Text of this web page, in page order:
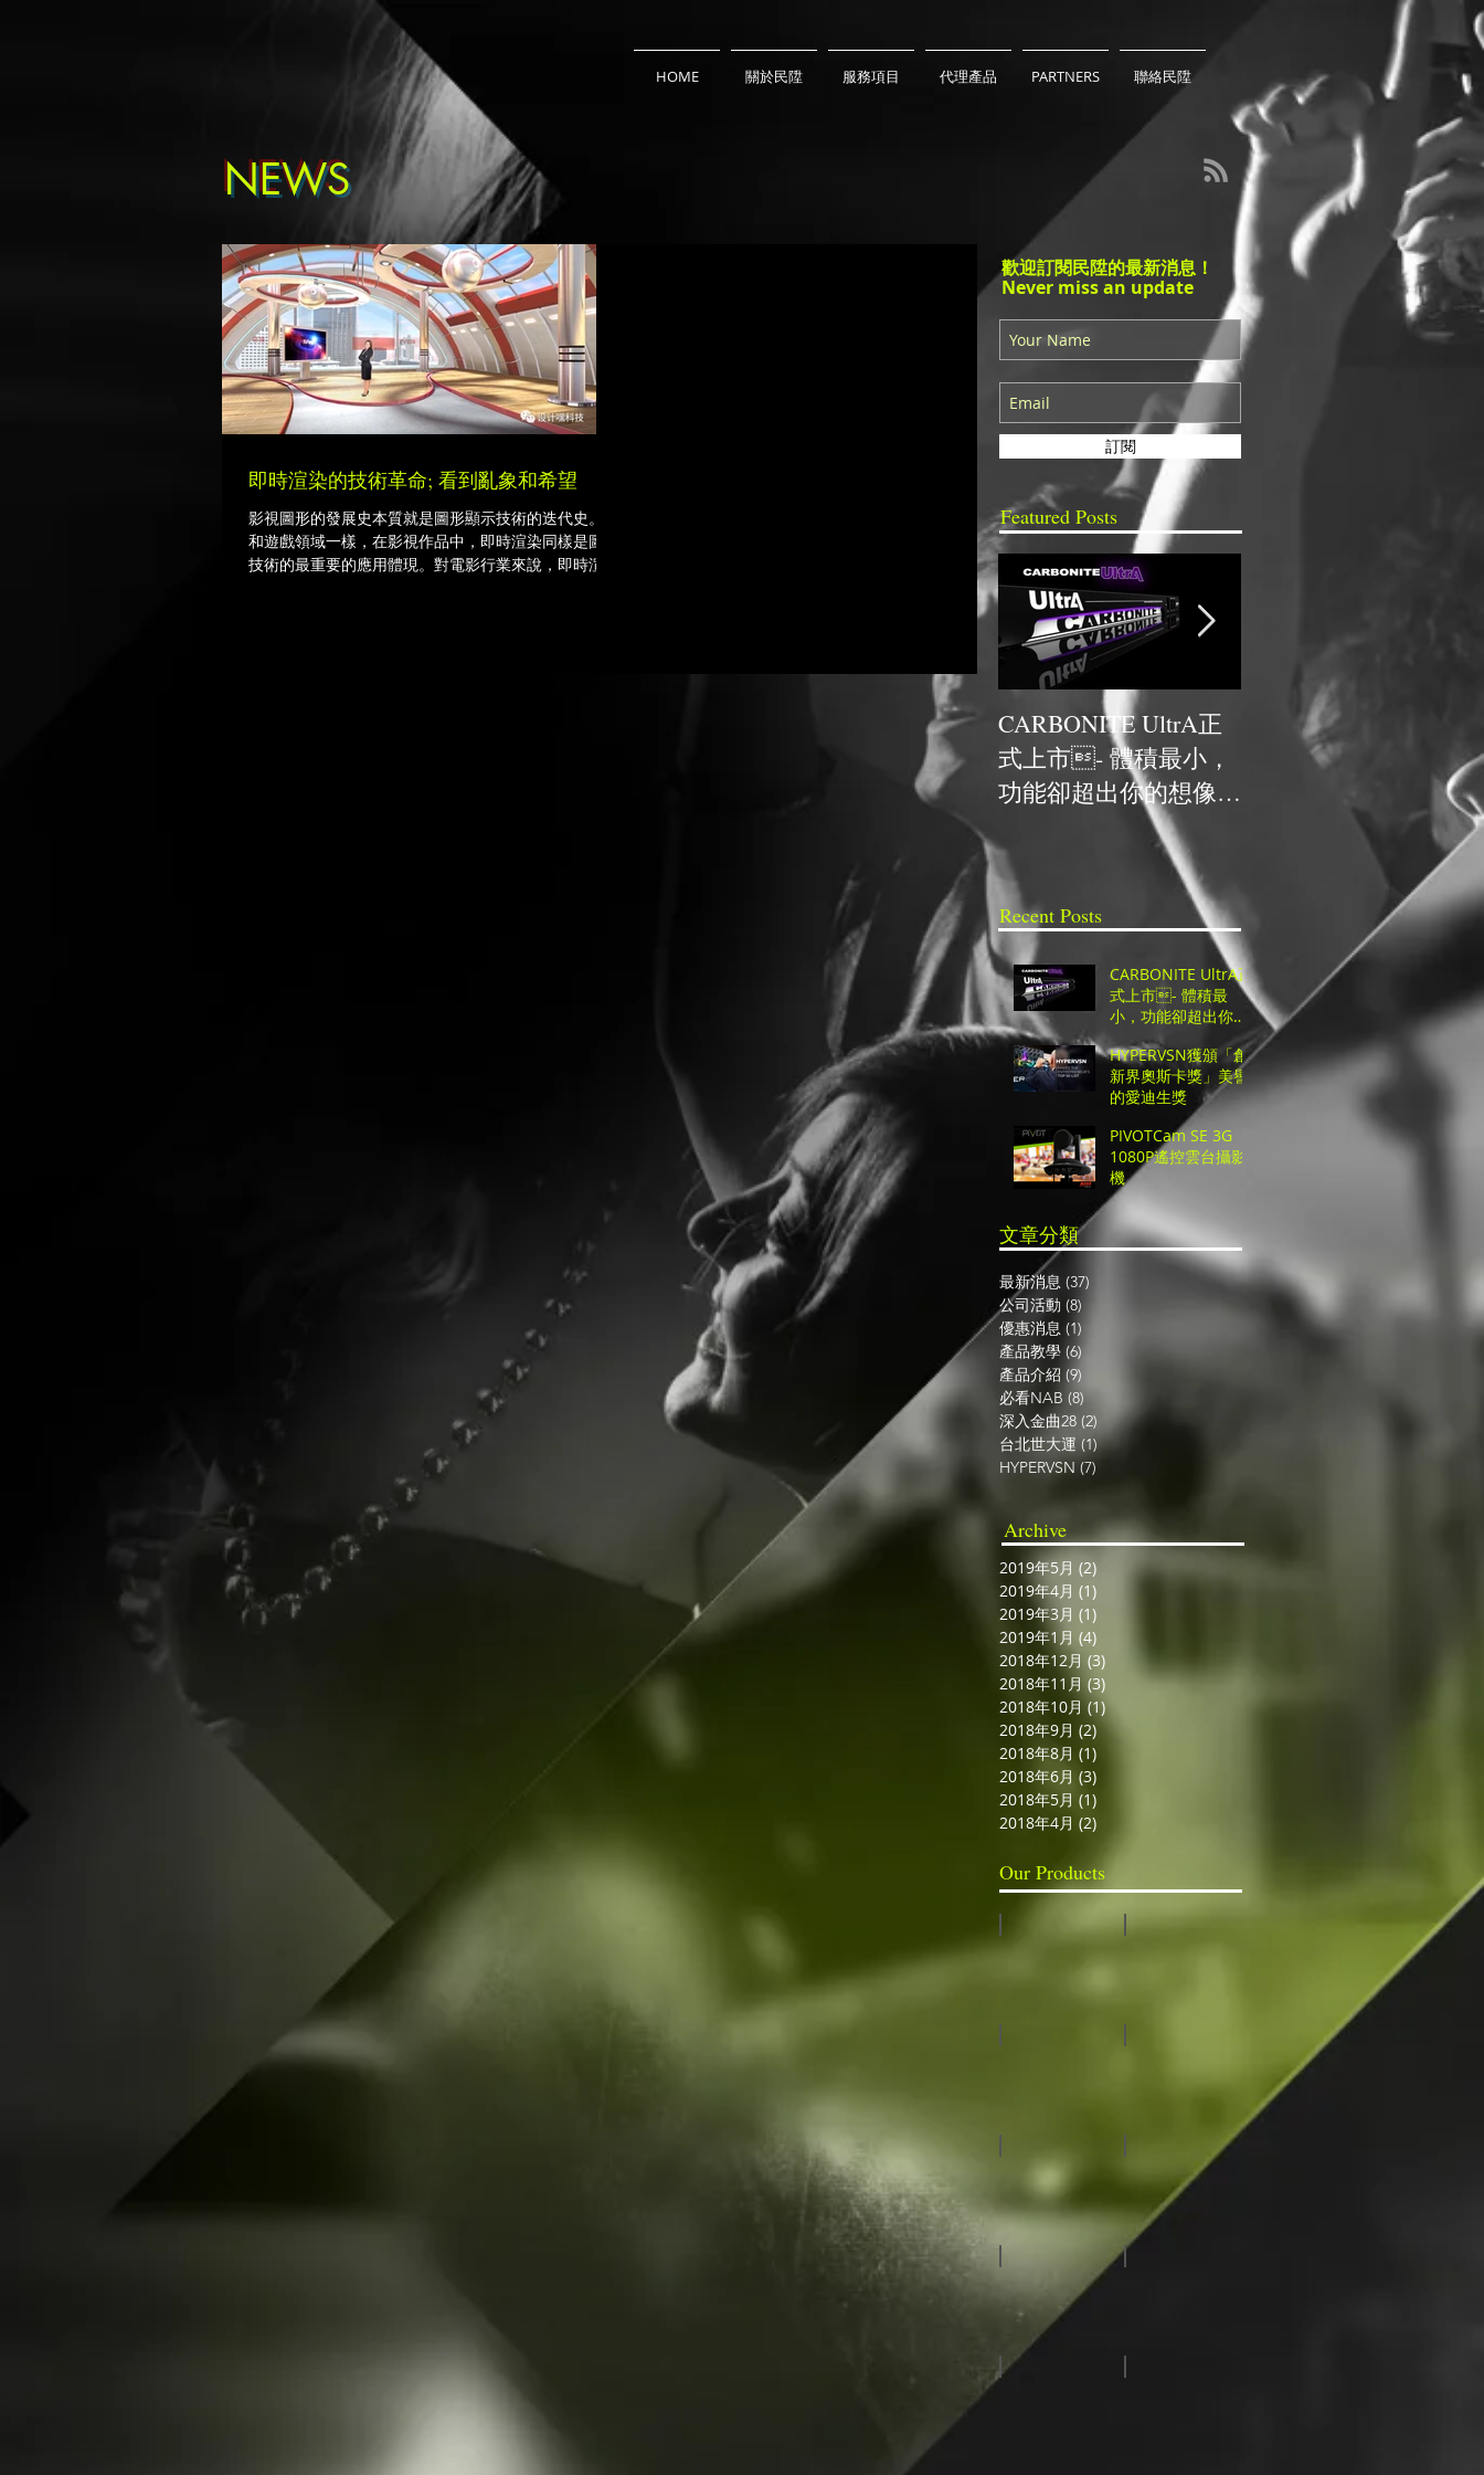
HOME 關於民陞 服務項目 代理產品 PARTNERS 聯絡民陞
NEWS
即時渲染的技術革命; 看到亂象和希望
影視圖形的發展史本質就是圖形顯示技術的迭代史。
和遊戲領域一樣，在影視作品中，即時渲染同樣是圖像
技術的最重要的應用體現。對電影行業來說，即時渲染
歡迎訂閱民陞的最新消息！
Never miss an update
訂閱
Featured Posts
CARBONITE UltrA正
式上市- 體積最小，
功能卻超出你的想像的
超高CP值UHD切換
台！
NCDR與HYPERVSN首
次合作，獲得最佳人氣
Recent Posts
CARBONITE UltrA正
式上市- 體積最
小，功能卻超出你的
切換台！
HYPERVSN獲頒「創
新界奧斯卡獎」美譽
的愛迪生獎
PIVOTCam SE 3G
1080P遙控雲台攝影
機
​文章分類
最新消息 (37)
公司活動 (8)
優惠消息 (1)
產品教學 (6)
產品介紹 (9)
必看NAB (8)
深入金曲28 (2) 2 篇文章
台北世大運 (1)1 篇文章
HYPERVSN (7)
Archive
2019年5月 (2)
2019年4月 (1)
2019年3月 (1)
2019年1月 (4)
2018年12月 (3) 3 篇文章
2018年11月 (3) 3 篇文章
2018年10月 (1)
2018年9月 (2)
2018年8月 (1)
2018年6月 (3)
2018年5月 (1)
2018年4月 (2)
Our Products
視/音頻路由器